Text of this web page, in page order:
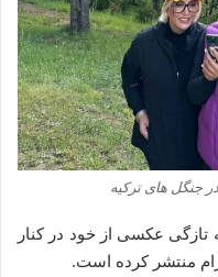
جنگل های ترکیه
تازگی عکسی از خود در کنار
منتشر کرده است.